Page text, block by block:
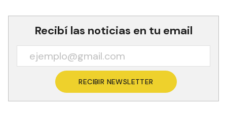
Recibí las noticias en tu email
RECIBIR NEWSLETTER